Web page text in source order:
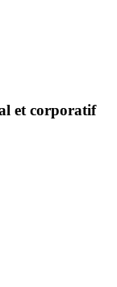
et corporatif